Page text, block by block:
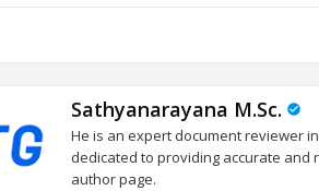
Sathyanarayana M.Sc.
He is an expert document reviewer
dedicated to providing accurate and
author page.